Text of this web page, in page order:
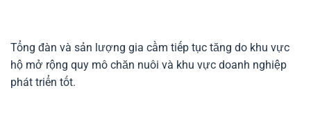
Tổng đàn và sản lượng gia cầm tiếp tục tăng do khu vực
hộ mở rộng quy mô chăn nuôi và khu vực doanh nghiệp
phát triển tốt.